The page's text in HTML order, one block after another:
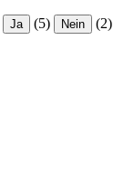
Ja (5) Nein (2)